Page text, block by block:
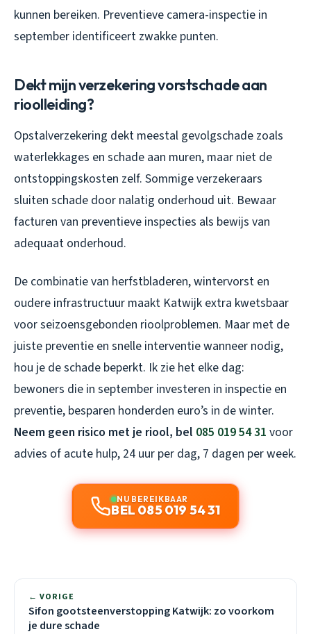
kunnen bereiken. Preventieve camera-inspectie in
september identificeert zwakke punten.
Dekt mijn verzekering vorstschade aan
rioolleiding?
Opstalverzekering dekt meestal gevolgschade zoals
waterlekkages en schade aan muren, maar niet de
ontstoppingskosten zelf. Sommige verzekeraars
sluiten schade door nalatig onderhoud uit. Bewaar
facturen van preventieve inspecties als bewijs van
adequaat onderhoud.
De combinatie van herfstbladeren, wintervorst en
oudere infrastructuur maakt Katwijk extra kwetsbaar
voor seizoensgebonden rioolproblemen. Maar met de
juiste preventie en snelle interventie wanneer nodig,
hou je de schade beperkt. Ik zie het elke dag:
bewoners die in september investeren in inspectie en
preventie, besparen honderden euro’s in de winter.
Neem geen risico met je riool, bel 085 019 54 31 voor
advies of acute hulp, 24 uur per dag, 7 dagen per week.
NU BEREIKBAAR
BEL 085 019 54 31
← VORIGE
Sifon gootsteenverstopping Katwijk: zo voorkom
je dure schade